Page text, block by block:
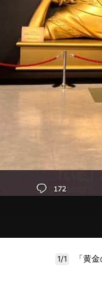
1/1 「黄